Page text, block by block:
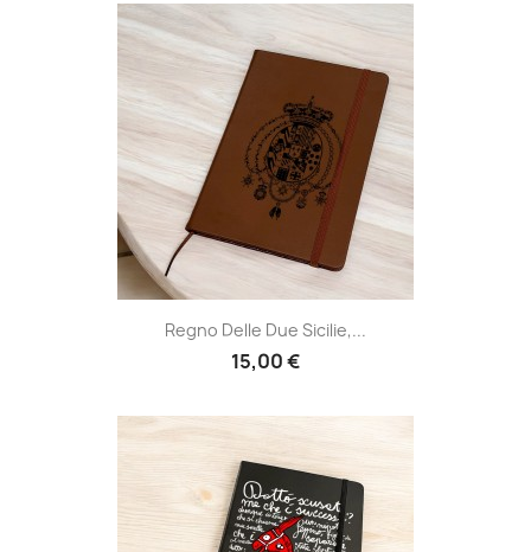
Regno Delle Due Sicilie,...
15,00 €